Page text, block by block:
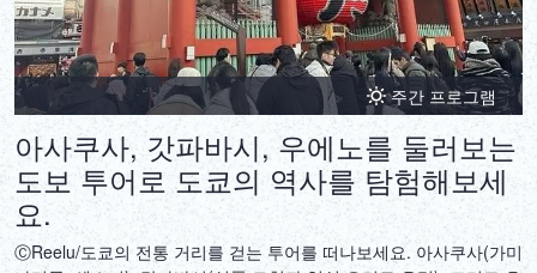
주간 프로그램
아사쿠사, 갓파바시, 우에노를 둘러보는
도보 투어로 도쿄의 역사를 탐험해보세
요.
ⒸReelu/도쿄의 전통 거리를 걷는 투어를 떠나보세요. 아사쿠사(가미